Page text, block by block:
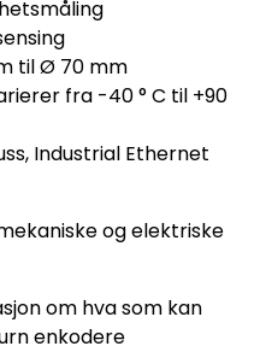
til Ø 70 mm
fra -40 ° C til +90
Industrial Ethernet
og elektriske
om hva som kan
enkodere